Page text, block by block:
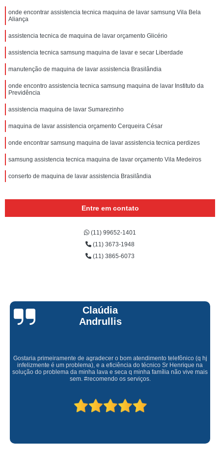
onde encontrar assistencia tecnica maquina de lavar samsung Vila Bela
Aliança
assistencia tecnica de maquina de lavar orçamento Glicério
assistencia tecnica samsung maquina de lavar e secar Liberdade
manutenção de maquina de lavar assistencia Brasilândia
onde encontro assistencia tecnica samsung maquina de lavar Instituto da
Previdência
assistencia maquina de lavar Sumarezinho
maquina de lavar assistencia orçamento Cerqueira César
onde encontrar samsung maquina de lavar assistencia tecnica perdizes
samsung assistencia tecnica maquina de lavar orçamento Vila Medeiros
conserto de maquina de lavar assistencia Brasilândia
Entre em contato
(11) 99652-1401
(11) 3673-1948
(11) 3865-6073
Claúdia
Andrullis
Gostaria primeiramente de agradecer o bom atendimento telefônico (q hj
infelizmente é um problema), e a eficiência do técnico Sr Henrique na
solução do problema da minha lava e seca q minha família não vive mais
sem. #recomendo os serviços.